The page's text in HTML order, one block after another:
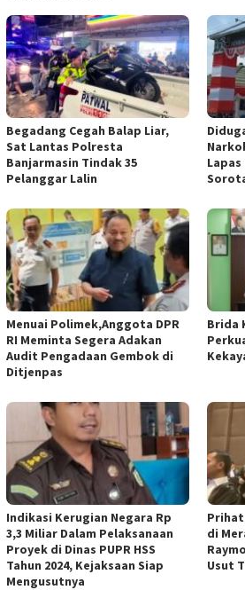
Begadang Cegah Balap Liar,
Sat Lantas Polresta
Banjarmasin Tindak 35
Pelanggar Lalin
Menuai Polimek,Anggota DPR
RI Meminta Segera Adakan
Audit Pengadaan Gembok di
Ditjenpas
Brida
Indikasi Kerugian Negara Rp
3,3 Miliar Dalam Pelaksanaan
Proyek di Dinas PUPR HSS
Tahun 2024, Kejaksaan Siap
Mengusutnya
di
Usut